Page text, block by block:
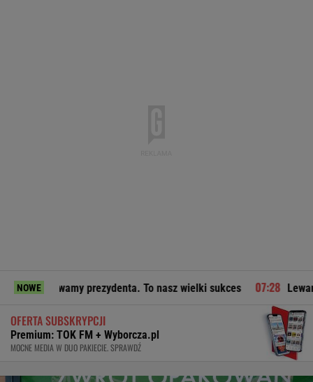
NOWEprezydenta. To nasz wielki sukces Lewandowski
OFERTA SUBSKRYPCJI
Premium: TOK FM + Wyborcza.pl
MOCNE MEDIA W DUO PAKIECIE. SPRAWDŹ